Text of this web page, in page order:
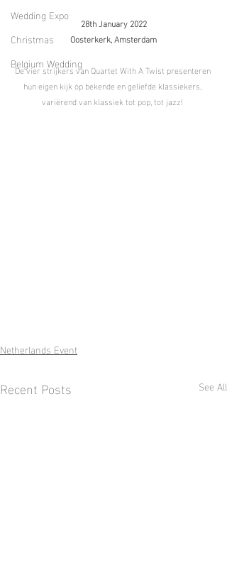
Wedding Expo
Christmas
Belgium Wedding
28th January 2022
Oosterkerk, Amsterdam
De vier strijkers van Quartet With A Twist presenteren
hun eigen kijk op bekende en geliefde klassiekers,
variërend van klassiek tot pop, tot jazz!
Netherlands Event
Recent Posts See All